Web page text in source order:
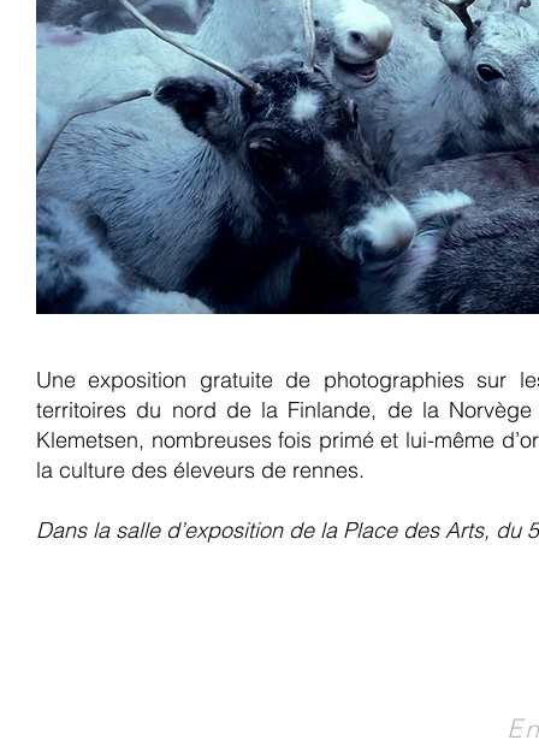
Une exposition gratuite de photographies sur
territoires du nord de la Finlande, de la
Klemetsen, nombreuses fois primé et lui-même
la culture des éleveurs de rennes.
Dans la salle d’exposition de la Place des Arts, du